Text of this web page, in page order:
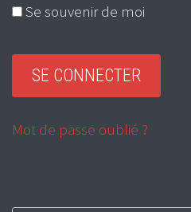
Se souvenir de moi
Mot de passe oublié ?